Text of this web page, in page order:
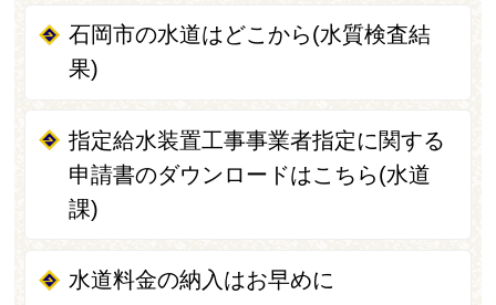
石岡市の水道はどこから(水質検査結
果)
指定給水装置工事事業者指定に関する
申請書のダウンロードはこちら(水道
課)
水道料金の納入はお早めに